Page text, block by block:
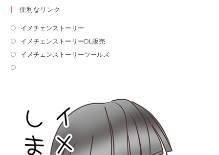
便利なリンク
イメチェンストーリー
イメチェンストーリーDL販売
イメチェンストーリーツールズ